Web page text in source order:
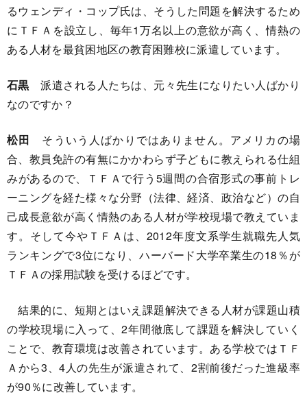
るウェンディ・コップ氏は、そうした問題を解決するため
にＴＦＡを設立し、毎年1万名以上の意欲が高く、情熱の
ある人材を最貧困地区の教育困難校に派遣しています。
石黒 派遣される人たちは、元々先生になりたい人ばかり
なのですか？
松田
そういう人ばかりではありません。アメリカの場
合、教員免許の有無にかかわらず子どもに教えられる仕組
みがあるので、ＴＦＡで行う5週間の合宿形式の事前トレ
ーニングを経た様々な分野（法律、経済、政治など）の自
己成長意欲が高く情熱のある人材が学校現場で教えていま
す。そして今やＴＦＡは、2012年度文系学生就職先人気
ランキングで3位になり、ハーバード大学卒業生の18％が
ＴＦＡの採用試験を受けるほどです。
結果的に、短期とはいえ課題解決できる人材が課題山積
の学校現場に入って、2年間徹底して課題を解決していく
ことで、教育環境は改善されています。ある学校ではＴＦ
Ａから3、4人の先生が派遣されて、2割前後だった進級率
が90％に改善しています。